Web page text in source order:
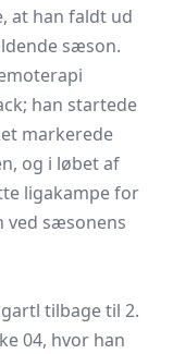
at han faldt ud
sæson.
han startede
markerede
og i løbet af
ligakampe for
ved sæsonens
tilbage til 2.
04, hvor han